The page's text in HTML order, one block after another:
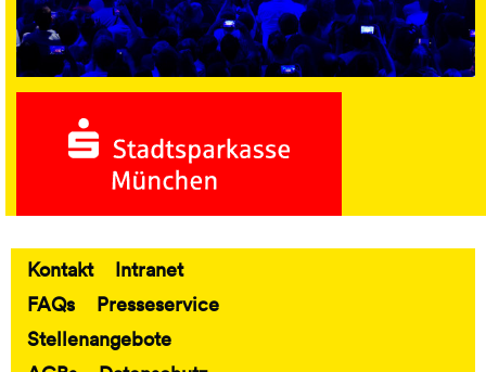
Fußbereich
Kontakt
Intranet
FAQs
Presseservice
Stellenangebote